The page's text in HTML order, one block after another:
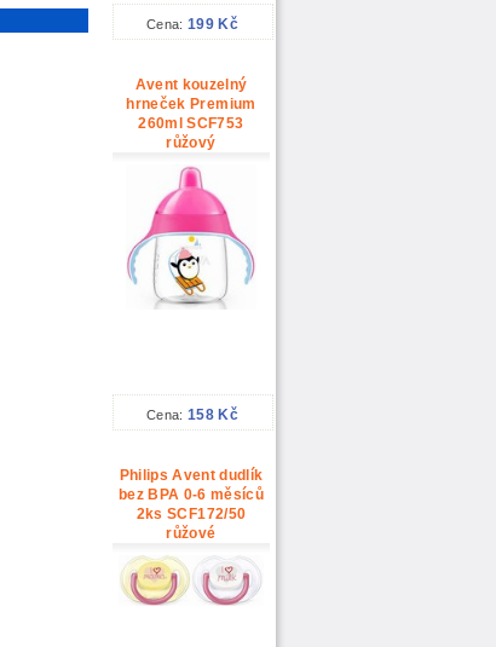
Cena: 199 Kč
Avent kouzelný
hrneček Premium
260ml SCF753
růžový
Cena: 158 Kč
Philips Avent dudlík
bez BPA 0-6 měsíců
2ks SCF172/50
růžové